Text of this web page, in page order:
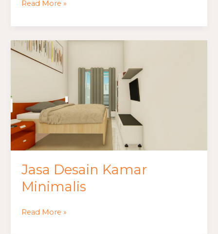
Read More »
Jasa Desain Kamar
Minimalis
Jasa
Desain
Read More »